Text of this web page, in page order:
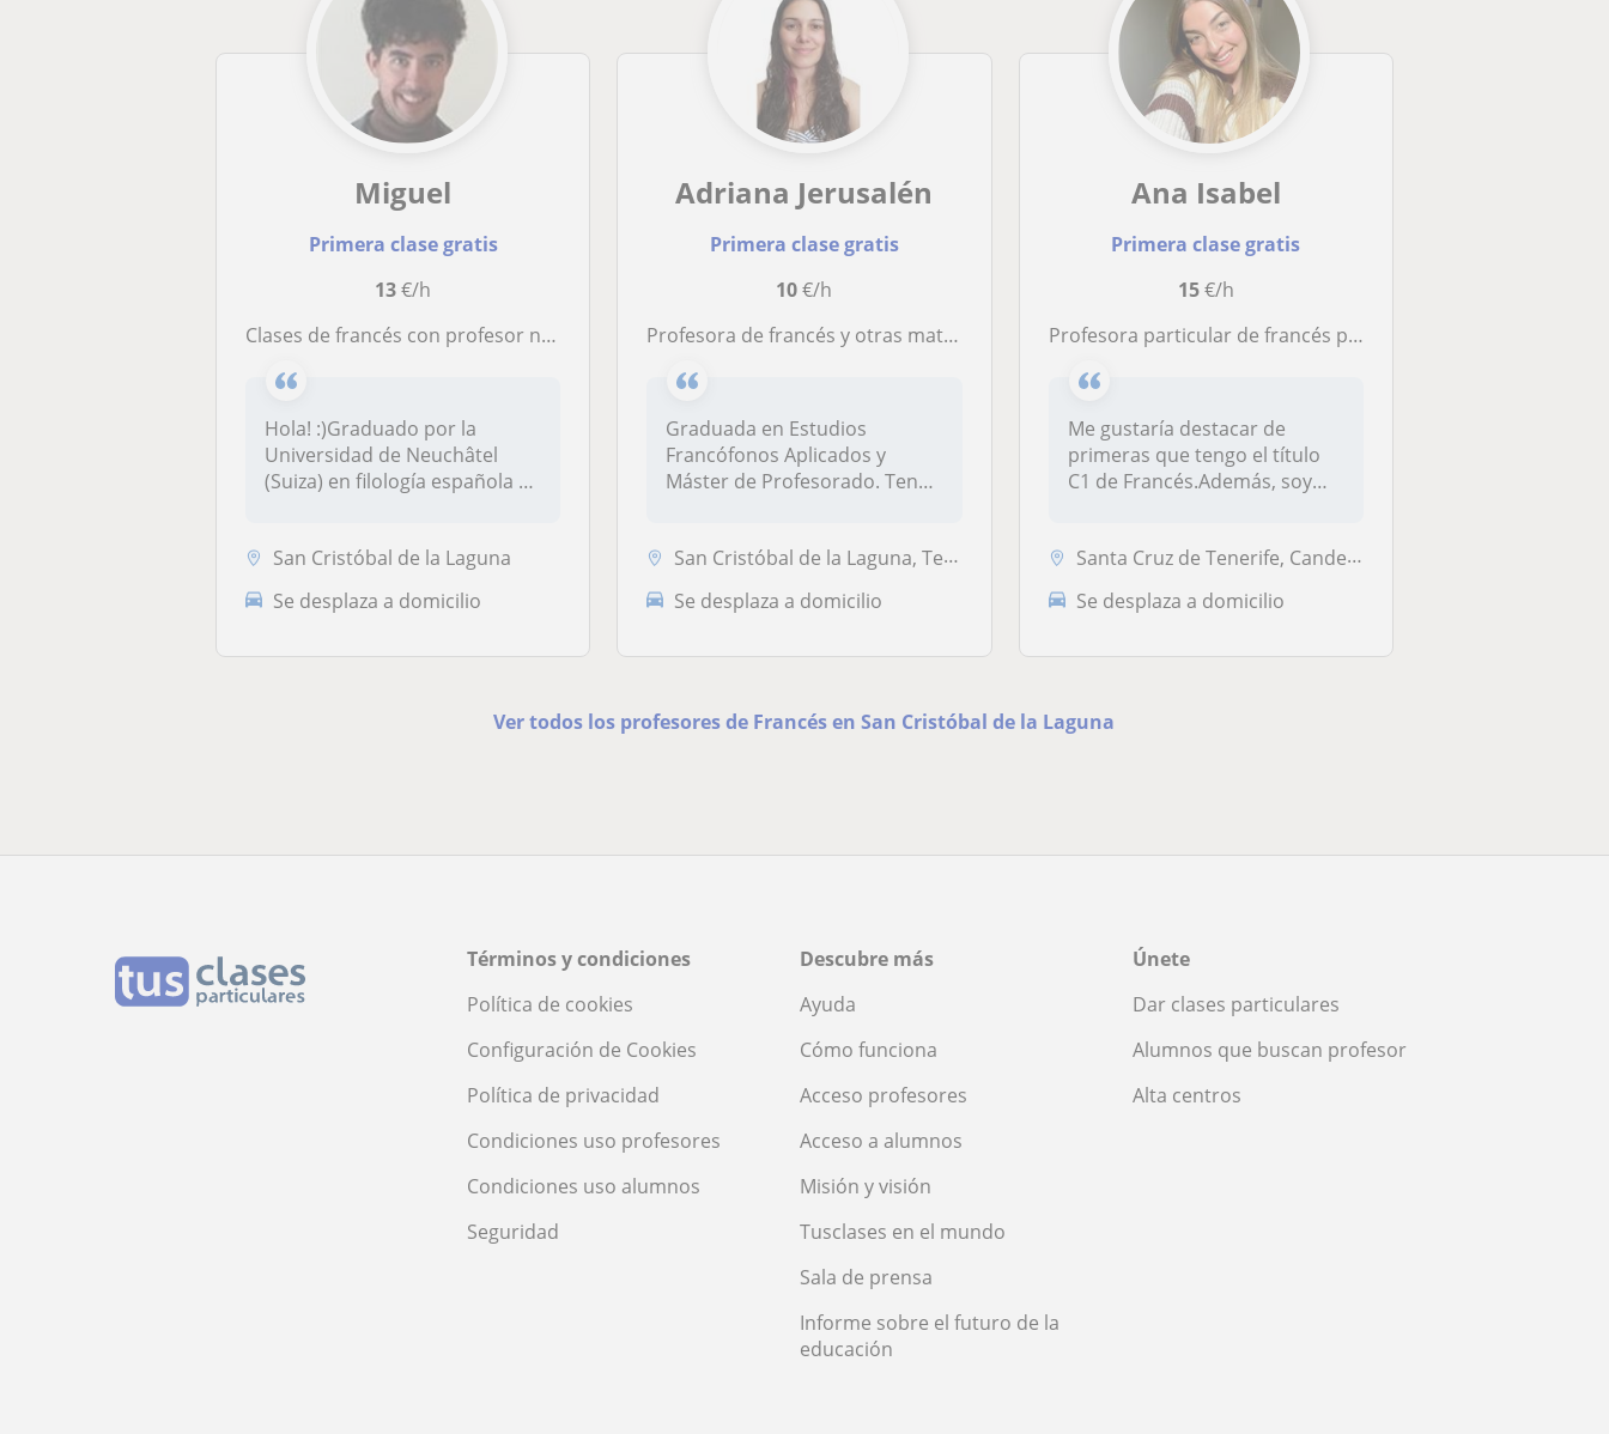
Miguel
Primera clase gratis
13€/h
Clases de francés con profesor nativo
Hola! :)Graduado por la
Universidad de Neuchâtel
(Suiza) en filología española y
San Cristóbal de la Laguna
Se desplaza a domicilio
Adriana Jerusalén
Primera clase gratis
10€/h
Profesora de francés y otras materias
Graduada en Estudios
Francófonos Aplicados y
Máster de Profesorado. Tengo
San Cristóbal de la Laguna, Tegueste, Santa Cruz de Tenerife
Se desplaza a domicilio
Ana Isabel
Primera clase gratis
15€/h
Profesora particular de francés para alumnos de primaria, secundaria y bachillerato
Me gustaría destacar de
primeras que tengo el título
C1 de Francés.Además, soy
Santa Cruz de Tenerife, Candelaria, San Cristóbal de la Laguna
Se desplaza a domicilio
Ver todos los profesores de Francés en San Cristóbal de la Laguna
Términos y condiciones
Política de cookies
Configuración de Cookies
Política de privacidad
Condiciones uso profesores
Condiciones uso alumnos
Seguridad
Descubre más
Ayuda
Cómo funciona
Acceso profesores
Acceso a alumnos
Misión y visión
Tusclases en el mundo
Sala de prensa
Informe sobre el futuro de la
educación
Únete
Dar clases particulares
Alumnos que buscan profesor
Alta centros